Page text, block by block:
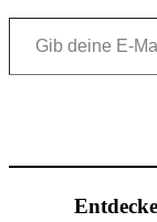
Gib deine E-Mail-Adresse ein …